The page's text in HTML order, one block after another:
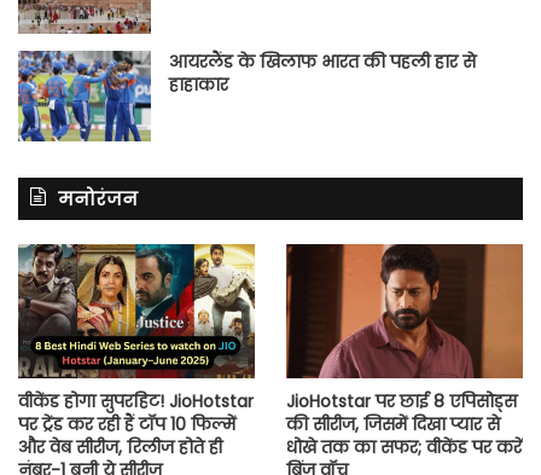
आयरलैंड के खिलाफ भारत की पहली हार से
हाहाकार
मनोरंजन
वीकेंड होगा सुपरहिट! JioHotstar
पर ट्रेंड कर रही हैं टॉप 10 फिल्में
और वेब सीरीज, रिलीज होते ही
नंबर-1 बनी ये सीरीज
JioHotstar पर छाई 8 एपिसोड्स
की सीरीज, जिसमें दिखा प्यार से
धोखे तक का सफर; वीकेंड पर करें
बिंज वॉच